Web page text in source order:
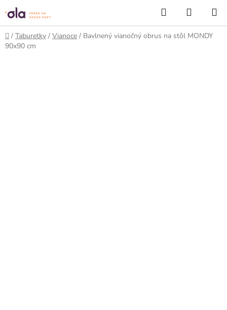
Prejsť
na
obsah
Hľadať
KOŠÍK
Domov
/ Taburetky / Vianoce / Bavlnený vianočný obrus na stôl MONDY
90x90 cm